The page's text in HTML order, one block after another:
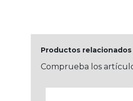
Productos relacionados
Comprueba los